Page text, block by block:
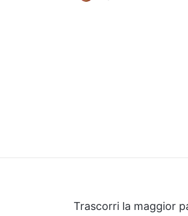
Trascorri la maggior